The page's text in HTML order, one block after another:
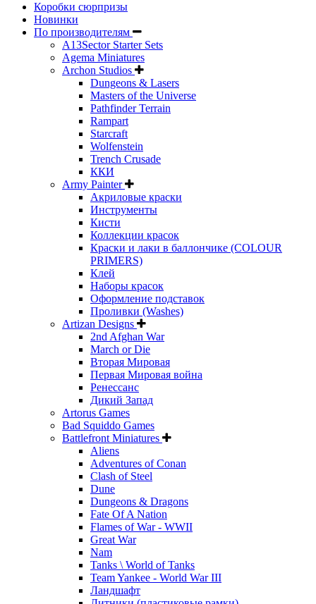
Коробки сюрпризы
Новинки
По производителям
A13Sector Starter Sets
Agema Miniatures
Archon Studios
Dungeons & Lasers
Masters of the Universe
Pathfinder Terrain
Rampart
Starcraft
Wolfenstein
Trench Crusade
ККИ
Army Painter
Акриловые краски
Инструменты
Кисти
Коллекции красок
Краски и лаки в баллончике (COLOUR
PRIMERS)
Клей
Наборы красок
Оформление подставок
Проливки (Washes)
Artizan Designs
2nd Afghan War
March or Die
Вторая Мировая
Первая Мировая война
Ренессанс
Дикий Запад
Artorus Games
Bad Squiddo Games
Battlefront Miniatures
Aliens
Adventures of Conan
Clash of Steel
Dune
Dungeons & Dragons
Fate Of A Nation
Flames of War - WWII
Great War
Nam
Tanks \ World of Tanks
Team Yankee - World War III
Ландшафт